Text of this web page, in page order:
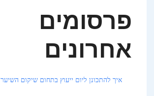
פרסומים
אחרונים
איך להתכונן ליום ייעוץ בתחום שיקום השיער